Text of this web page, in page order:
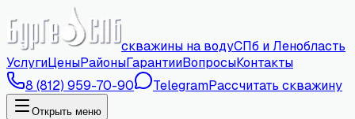
скважины на водуСПб и Ленобласть
УслугиЦеныРайоныГарантииВопросыКонтакты
8 (812) 959-70-90
TelegramРассчитать скважину
Открыть меню